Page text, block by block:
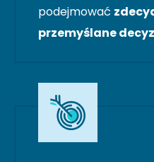
podejmować
przemyślane